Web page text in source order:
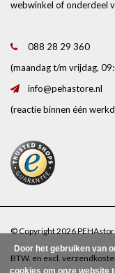
webwinkel of onderdeel
088 28 29 360
(maandag t/m vrijdag,
info@pehastore.nl
(reactie binnen één
© Copyright 2026
BTW. en excl.
Door het gebruiken van
cookies om onze website